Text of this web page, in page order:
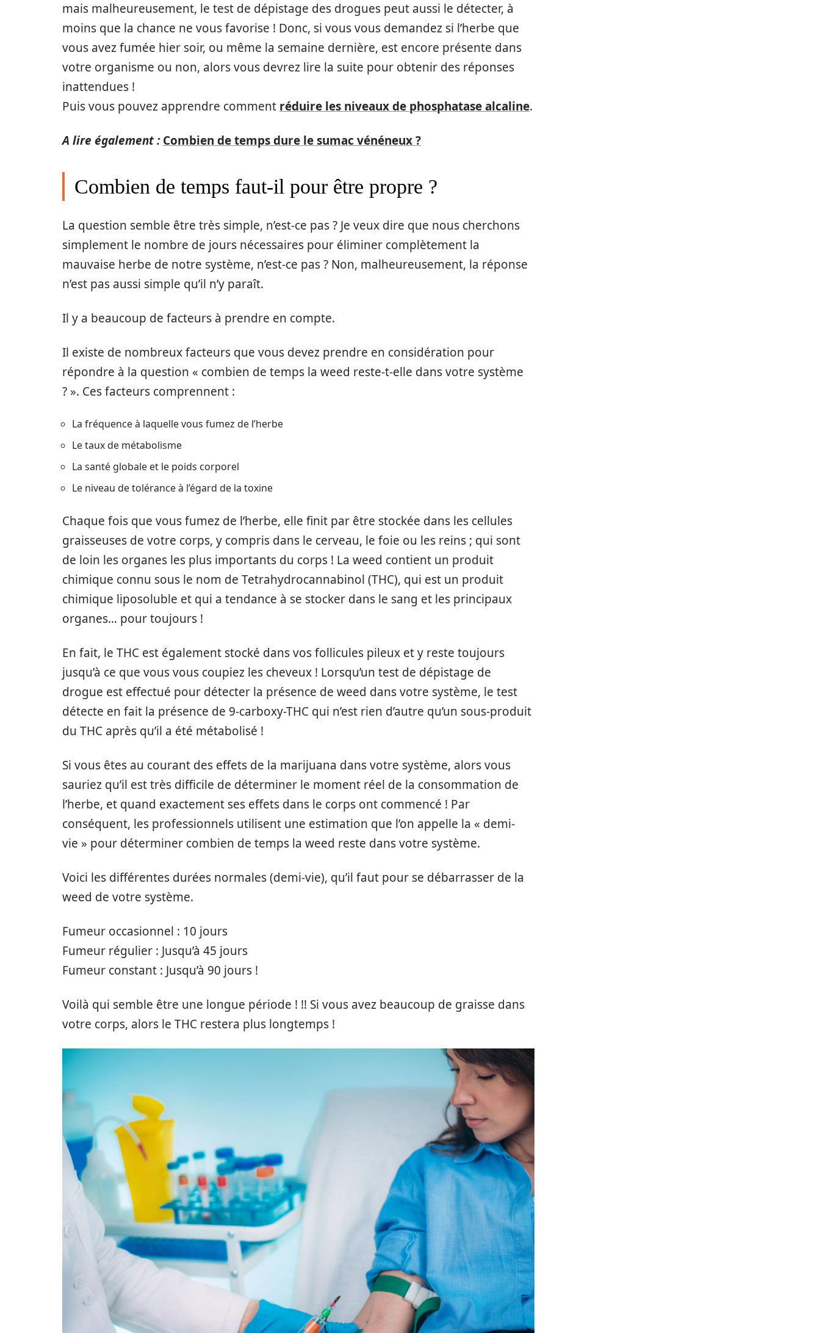
mais malheureusement, le test de dépistage des drogues peut aussi le détecter, à
moins que la chance ne vous favorise ! Donc, si vous vous demandez si l’herbe que
vous avez fumée hier soir, ou même la semaine dernière, est encore présente dans
votre organisme ou non, alors vous devrez lire la suite pour obtenir des réponses
inattendues !
Puis vous pouvez apprendre comment réduire les niveaux de phosphatase alcaline.
A lire également : Combien de temps dure le sumac vénéneux ?
Combien de temps faut-il pour être propre ?
La question semble être très simple, n’est-ce pas ? Je veux dire que nous cherchons
simplement le nombre de jours nécessaires pour éliminer complètement la
mauvaise herbe de notre système, n’est-ce pas ? Non, malheureusement, la réponse
n’est pas aussi simple qu’il n’y paraît.
Il y a beaucoup de facteurs à prendre en compte.
Il existe de nombreux facteurs que vous devez prendre en considération pour
répondre à la question « combien de temps la weed reste-t-elle dans votre système
? ». Ces facteurs comprennent :
La fréquence à laquelle vous fumez de l’herbe
Le taux de métabolisme
La santé globale et le poids corporel
Le niveau de tolérance à l’égard de la toxine
Chaque fois que vous fumez de l’herbe, elle finit par être stockée dans les cellules
graisseuses de votre corps, y compris dans le cerveau, le foie ou les reins ; qui sont
de loin les organes les plus importants du corps ! La weed contient un produit
chimique connu sous le nom de Tetrahydrocannabinol (THC), qui est un produit
chimique liposoluble et qui a tendance à se stocker dans le sang et les principaux
organes… pour toujours !
En fait, le THC est également stocké dans vos follicules pileux et y reste toujours
jusqu’à ce que vous vous coupiez les cheveux ! Lorsqu’un test de dépistage de
drogue est effectué pour détecter la présence de weed dans votre système, le test
détecte en fait la présence de 9-carboxy-THC qui n’est rien d’autre qu’un sous-produit
du THC après qu’il a été métabolisé !
Si vous êtes au courant des effets de la marijuana dans votre système, alors vous
sauriez qu’il est très difficile de déterminer le moment réel de la consommation de
l’herbe, et quand exactement ses effets dans le corps ont commencé ! Par
conséquent, les professionnels utilisent une estimation que l’on appelle la « demi-
vie » pour déterminer combien de temps la weed reste dans votre système.
Voici les différentes durées normales (demi-vie), qu’il faut pour se débarrasser de la
weed de votre système.
Fumeur occasionnel : 10 jours
Fumeur régulier : Jusqu’à 45 jours
Fumeur constant : Jusqu’à 90 jours !
Voilà qui semble être une longue période ! !! Si vous avez beaucoup de graisse dans
votre corps, alors le THC restera plus longtemps !